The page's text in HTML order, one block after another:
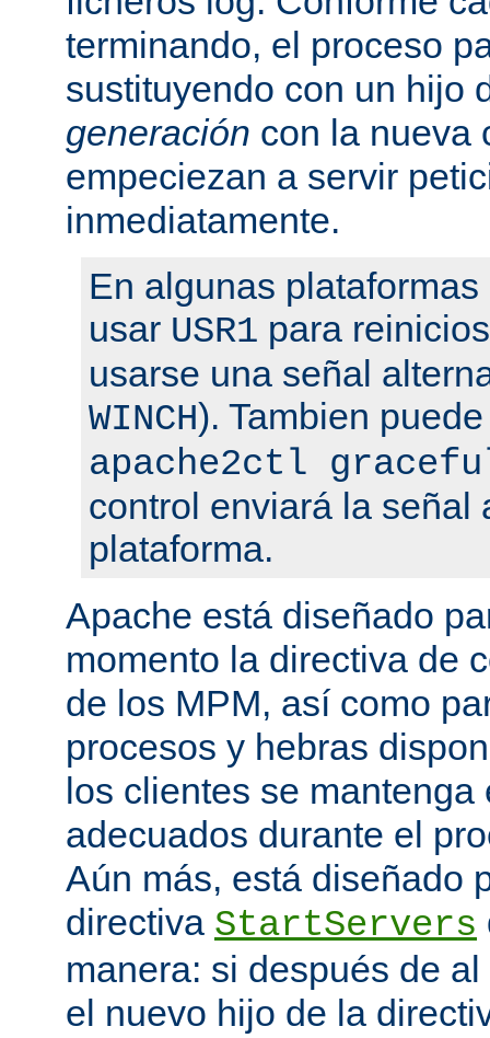
terminando, el proceso
sustituyendo con un hijo
generación con la nueva
empeciezan a servir
inmediatamente.
En algunas
usar USR1 para
usarse una señal
WINCH). Tambien
apache2ctl
control enviará la señal
plataforma.
Apache está diseñado
momento la directiva de
de los MPM, así como
procesos y hebras
los clientes se
adecuados durante el
Aún más, está diseñado
directiva StartServers
manera: si después de
el nuevo hijo de la